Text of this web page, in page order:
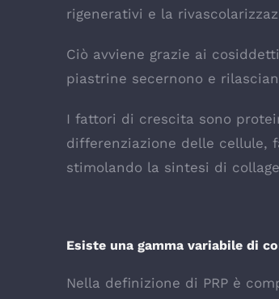
rigenerativi e la
Ciò avviene grazie ai
piastrine secernono e
I fattori di crescita sono
differenziazione delle cellule,
stimolando la sintesi di
Esiste una gamma variabile di
Nella definizione di PRP è